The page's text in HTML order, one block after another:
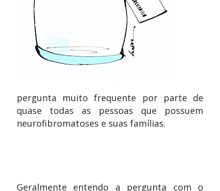
pergunta muito frequente por parte de
quase todas as pessoas que possuem
neurofibromatoses e suas famílias.
Geralmente entendo a pergunta com o